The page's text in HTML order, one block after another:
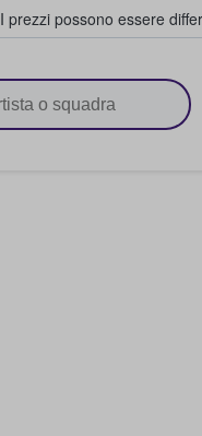
I prezzi possono essere